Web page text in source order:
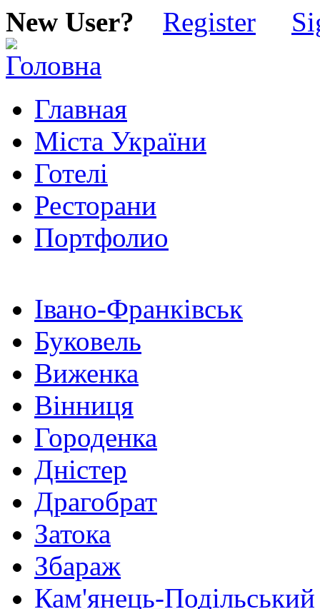
New User? Register
Главная
Міста України
Готелі
Ресторани
Портфолио
Івано-Франківськ
Буковель
Виженка
Вінниця
Городенка
Дністер
Драгобрат
Затока
Збараж
Кам'янець-Подільський